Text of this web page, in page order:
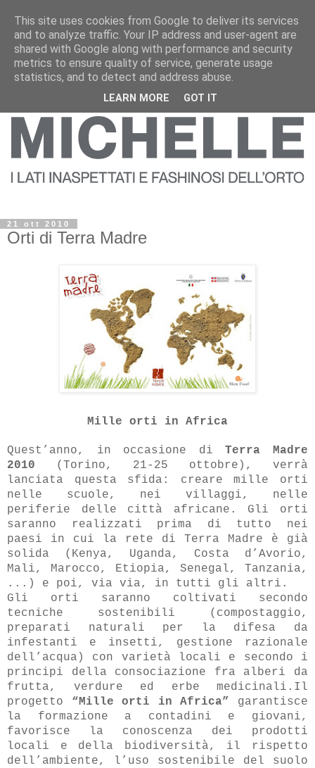
21 ott 2010
Orti di Terra Madre
Mille orti in Africa
Quest’anno, in occasione diTerra Madre
2010 (Torino, 21-25 ottobre), verrà
lanciata questa sfida: creare mille orti
nelle scuole, nei villaggi, nelle
periferie delle città africane. Gli orti
saranno realizzati prima di tutto nei
paesi in cui la rete di Terra Madre è già
solida (Kenya, Uganda, Costa d’Avorio,
Mali, Marocco, Etiopia, Senegal, Tanzania,
...) e poi, via via, in tutti gli altri.
Gli orti saranno coltivati secondo
tecniche sostenibili (compostaggio,
preparati naturali per la difesa da
infestanti e insetti, gestione razionale
dell’acqua) con varietà locali e secondo i
principi della consociazione fra alberi da
frutta, verdure ed erbe medicinali.Il
progetto “Mille orti in Africa”
garantisce
la formazione a contadini e giovani,
favorisce la conoscenza dei prodotti
locali e della biodiversità, il rispetto
dell’ambiente, l’uso sostenibile del suolo
This site uses cookies from Google to deliver its services
and to analyze traffic. Your IP address and user-agent are
shared with Google along with performance and security
metrics to ensure quality of service, generate usage
statistics, and to detect and address abuse.
LEARN MORE GOT IT